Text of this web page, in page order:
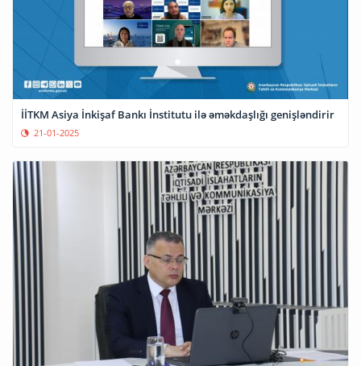
İİTKM Asiya İnkişaf Bankı İnstitutu ilə əməkdaşlığı genişləndirir
21-01-2025